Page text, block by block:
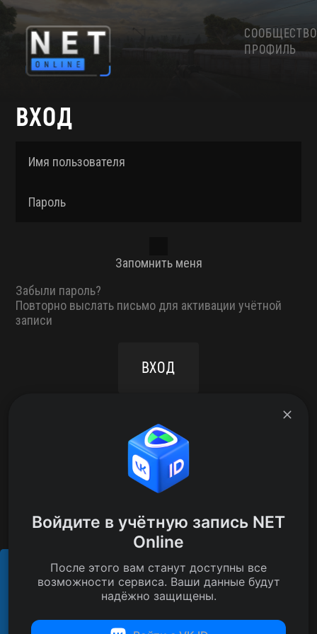
Этот сайт использует cookies для
обеспечения своей корректной работы.
СООБЩЕСТВО
ПРОФИЛЬ
ВХОД
Имя пользователя
Пароль
Запомнить меня
Забыли пароль?
Повторно выслать письмо для активации учётной
записи
ВХОД
Войдите в учётную запись NET
Online
После этого вам станут доступны все
возможности сервиса. Ваши данные будут
надёжно защищены.
ФОРУМПОДДЕРЖКА
АДМИНИСТРАТОРСКИЙ РАЗДЕЛ
NET Online Team
Copyright 2018-2026
E-mail: legal@netonline.team
PRESS-KIT